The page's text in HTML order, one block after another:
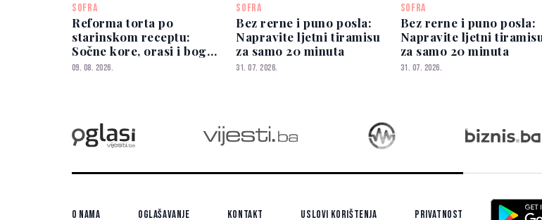
SOFRA
Reforma torta po
starinskom receptu:
Sočne kore, orasi i bogati
čokoladni fil
09. 08. 2026.
SOFRA
Bez rerne i puno posla:
Napravite ljetni tiramisu
za samo 20 minuta
31. 07. 2026.
SOFRA
Bez rerne i puno posla:
Napravite ljetni
za samo 20 minuta
31. 07. 2026.
O nama Oglašavanje Kontakt Uslovi korištenja Privatnost